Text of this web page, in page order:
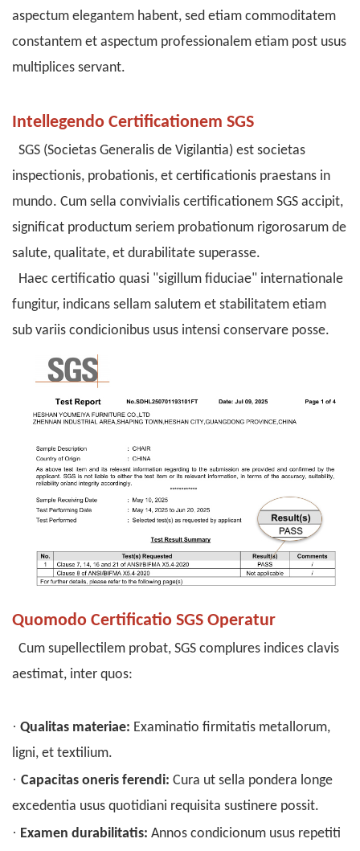
aspectum elegantem habent, sed etiam commoditatem
constantem et aspectum professionalem etiam post usus
multiplices servant.
Intellegendo Certificationem SGS
SGS (Societas Generalis de Vigilantia) est societas
inspectionis, probationis, et certificationis praestans in
mundo. Cum sella convivialis certificationem SGS accipit,
significat productum seriem probationum rigorosarum de
salute, qualitate, et durabilitate superasse.
Haec certificatio quasi "sigillum fiduciae" internationale
fungitur, indicans sellam salutem et stabilitatem etiam
sub variis condicionibus usus intensi conservare posse.
Quomodo Certificatio SGS Operatur
Cum supellectilem probat, SGS complures indices clavis
aestimat, inter quos:
· Qualitas materiae: Examinatio firmitatis metallorum,
ligni, et textilium.
· Capacitas oneris ferendi: Cura ut sella pondera longe
excedentia usus quotidiani requisita sustinere possit.
· Examen durabilitatis: Annos condicionum usus repetiti